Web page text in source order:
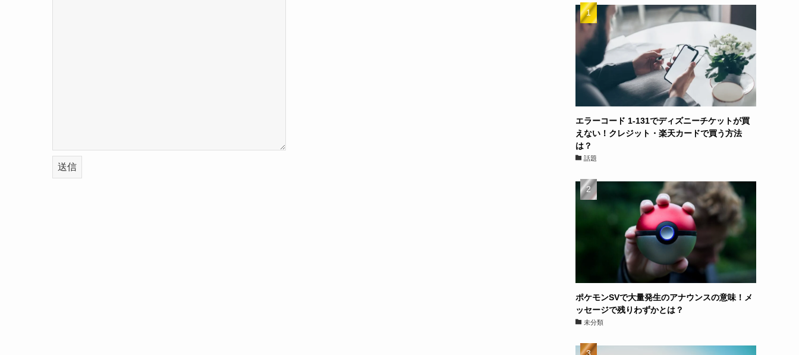
エラーコード 1-131でディズニーチケットが買
えない！クレジット・楽天カードで買う方法
は？
話題
ポケモンSVで大量発生のアナウンスの意味！メ
ッセージで残りわずかとは？
未分類